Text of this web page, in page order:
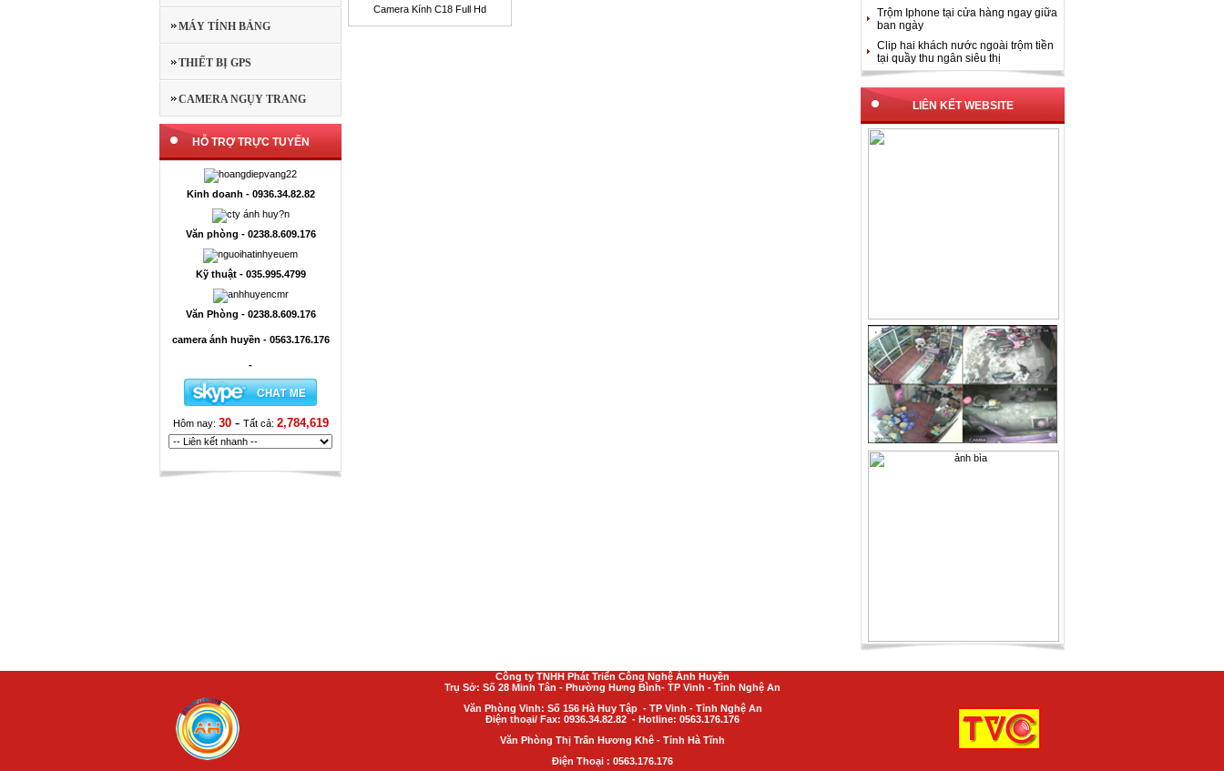
MÁY TÍNH BẢNG
THIẾT BỊ GPS
CAMERA NGỤY TRANG
HỖ TRỢ TRỰC TUYẾN
Kinh doanh - 0936.34.82.82
Văn phòng - 0238.8.609.176
Kỹ thuật - 035.995.4799
Văn Phòng - 0238.8.609.176
camera ánh huyền - 0563.176.176
-
Hôm nay: 30- Tất cả: 2,784,619
Camera Kính C18 Full Hd
Trộm Iphone tại cửa hàng ngay giữa
ban ngày
Clip hai khách nước ngoài trộm tiền
tại quầy thu ngân siêu thị
LIÊN KẾT WEBSITE
Công ty TNHH Phát Triển Công Nghệ Ánh Huyền
Trụ Sở: Số 28 Minh Tân - Phường Hưng Bình- TP Vinh - Tỉnh Nghệ An
Văn Phòng Vinh: Số 156 Hà Huy Tập - TP Vinh - Tỉnh Nghệ An
Điện thoại/ Fax: 0936.34.82.82 - Hotline: 0563.176.176
Văn Phòng Thị Trấn Hương Khê - Tỉnh Hà Tĩnh
Điện Thoại : 0563.176.176